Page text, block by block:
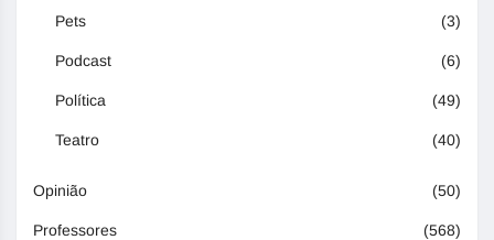
Pets (3)
Podcast (6)
Política (49)
Teatro (40)
Opinião (50)
Professores (568)